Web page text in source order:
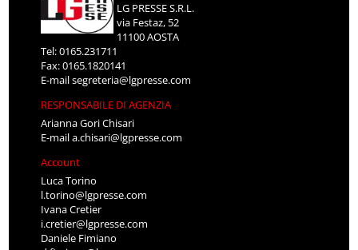
LG PRESSE S.R.L.
via Festaz, 52
11100 AOSTA
Tel: 0165.231711
Fax: 0165.1820141
E-mailsegreteria@lgpresse.com
RESPONSABILE DI AGENZIA
Arianna Gori Chisari
E-maila.chisari@lgpresse.com
Account
Luca Torino
l.torino@lgpresse.com
Ivana Cretier
i.cretier@lgpresse.com
Daniele Fimiano